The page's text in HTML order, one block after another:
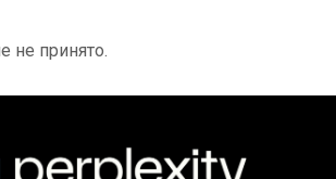
не принято.